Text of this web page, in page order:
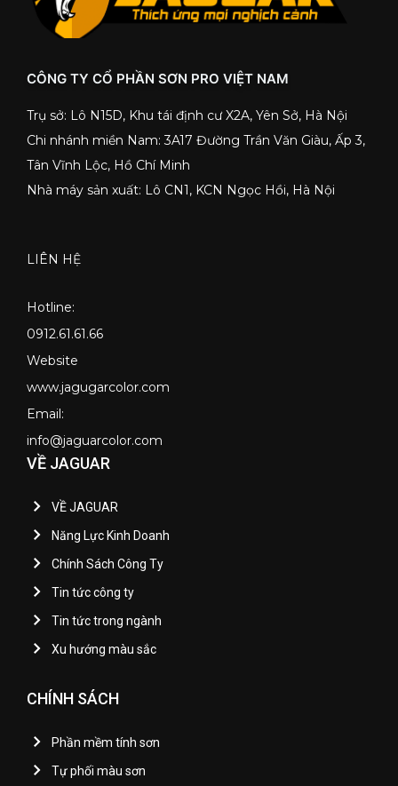
CÔNG TY CỔ PHẦN SƠN PRO VIỆT NAM
Trụ sở: Lô N15D, Khu tái định cư X2A, Yên Sở, Hà Nội
Chi nhánh miền Nam: 3A17 Đường Trần Văn Giàu, Ấp 3,
Tân Vĩnh Lộc, Hồ Chí Minh
Nhà máy sản xuất: Lô CN1, KCN Ngọc Hồi, Hà Nội
LIÊN HỆ
Hotline:
0912.61.61.66
Website
www.jagugarcolor.com
Email:
info@jaguarcolor.com
VỀ JAGUAR
VỀ JAGUAR
Năng Lực Kinh Doanh
Chính Sách Công Ty
Tin tức công ty
Tin tức trong ngành
Xu hướng màu sắc
CHÍNH SÁCH
Phần mềm tính sơn
Tự phối màu sơn